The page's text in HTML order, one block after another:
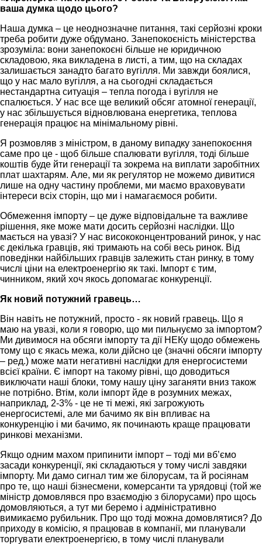
ваша думка щодо цього?
Наша думка – це неоднозначне питання, такі серйозні кроки
треба робити дуже обдумано. Занепокоєність міністерства
зрозуміла: вони занепокоєні більше не юридичною
складовою, яка викладена в листі, а тим, що на складах
залишається занадто багато вугілля. Ми завжди боялися,
що у нас мало вугілля, а на сьогодні складається
нестандартна ситуація – тепла погода і вугілля не
спалюється. У нас все ще великий обсяг атомної генерації,
у нас збільшується відновлювана енергетика, теплова
генерація працює на мінімальному рівні.
Я розмовляв з міністром, в даному випадку занепокоєння
саме про це - щоб більше спалювати вугілля, тоді більше
коштів буде йти генерації та зокрема на виплати заробітних
плат шахтарям. Але, ми як регулятор не можемо дивитися
лише на одну частину проблеми, ми маємо враховувати
інтереси всіх сторін, що ми і намагаємося робити.
Обмеження імпорту – це дуже відповідальне та важливе
рішення, яке може мати досить серйозні наслідки. Що
мається на увазі? У нас висококонцентрований ринок, у нас
є декілька гравців, які тримають на собі весь ринок. Від
поведінки найбільших гравців залежить стан ринку, в тому
числі ціни на електроенергію як такі. Імпорт є тим,
чинником, який хоч якось допомагає конкуренції.
Як новий потужний гравець…
Він навіть не потужний, просто - як новий гравець. Що я
маю на увазі, коли я говорю, що ми пильнуємо за імпортом?
Ми дивимося на обсяги імпорту та дії НЕКу щодо обмежень
тому що є якась межа, коли дійсно це (значні обсяги імпорту
– ред.) може мати негативні наслідки для енергосистеми
всієї країни. Є імпорт на такому рівні, що доводиться
виключати наші блоки, тому нашу ціну заганяти вниз також
не потрібно. Втім, коли імпорт йде в розумних межах,
наприклад, 2-3% - це не ті межі, які загрожують
енергосистемі, але ми бачимо як він впливає на
конкуренцію і ми бачимо, як починають краще працювати
ринкові механізми.
Якщо одним махом припинити імпорт – тоді ми вб’ємо
засади конкуренції, які складаються у тому числі завдяки
імпорту. Ми дамо сигнал тим же білорусам, та й росіянам
про те, що наші бізнесмени, комерсанти та урядовці (той же
міністр домовлявся про взаємодію з білорусами) про щось
домовляються, а тут ми беремо і адміністративно
вимикаємо рубильник. Про що тоді можна домовлятися? До
приходу в комісію, я працював в компанії, ми планували
торгувати електроенергією, в тому числі планували